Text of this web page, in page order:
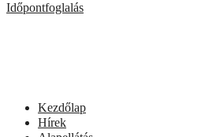
Időpontfoglalás
Kezdőlap
Hírek